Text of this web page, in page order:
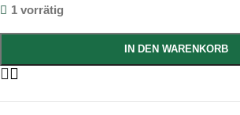
1 vorrätig
IN DEN WARENKORB